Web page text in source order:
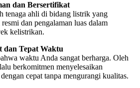
dan Bersertifikat
tenaga ahli di bidang listrik yang
dan pengalaman luas dalam
kelistrikan.
dan Tepat Waktu
waktu Anda sangat berharga. Oleh
berkomitmen menyelesaikan
cepat tanpa mengurangi kualitas.